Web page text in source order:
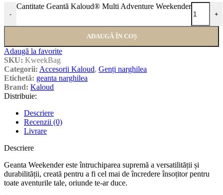
-
Cantitate Geantă Kaloud® Multi Adventure Weekender
+
ADAUGĂ ÎN COȘ
Adaugă la favorite
SKU: KweekBag
Categorii: Accesorii Kaloud, Genți narghilea
Etichetă: geanta narghilea
Brand: Kaloud
Distribuie:
Descriere
Recenzii (0)
Livrare
Descriere
Geanta Weekender este întruchiparea supremă a versatilității și
durabilității, creată pentru a fi cel mai de încredere însoțitor pentru
toate aventurile tale, oriunde te-ar duce.